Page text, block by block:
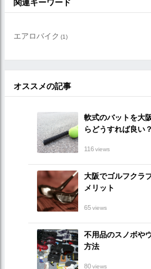
関連キーワード
エアロバイク (1)
オススメの記事
軟式のバットを大
らどうすれば良い？
116views
大阪でゴルフクラ
メリット
65views
不用品のスノボや
方法
80views